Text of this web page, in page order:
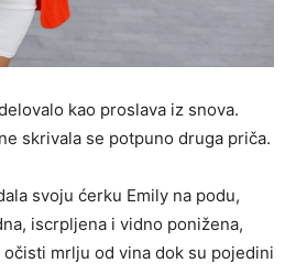
kao proslava iz snova.
skrivala se potpuno druga priča.
svoju ćerku Emily na podu,
iscrpljena i vidno ponižena,
očisti mrlju od vina dok su pojedini